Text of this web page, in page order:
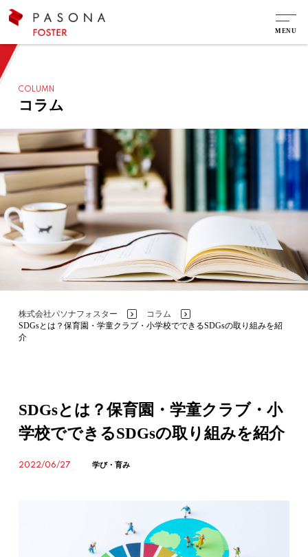
COLUMN
コラム
株式会社パソナフォスター >コラム
SDGsとは？保育園・学童クラブ・小学校でできるSDGsの取り組みを紹
介
SDGsとは？保育園・学童クラブ・小
学校でできるSDGsの取り組みを紹介
2022/06/27 学び・育み